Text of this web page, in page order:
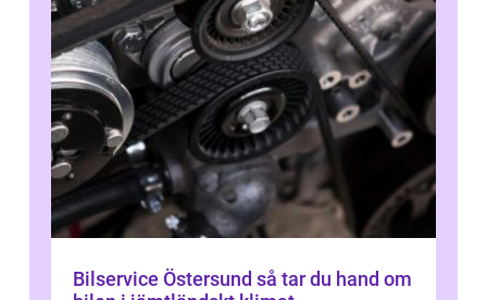
Bilservice Östersund så tar du hand om